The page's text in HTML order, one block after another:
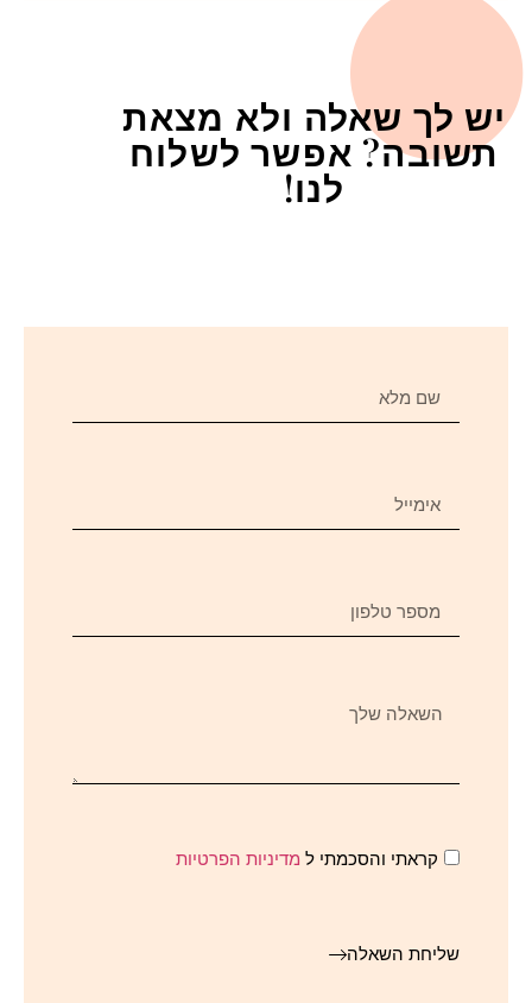
יש לך שאלה ולא מצאת
תשובה? אפשר לשלוח
לנו!
קראתי והסכמתי ל מדיניות הפרטיות
שליחת השאלה